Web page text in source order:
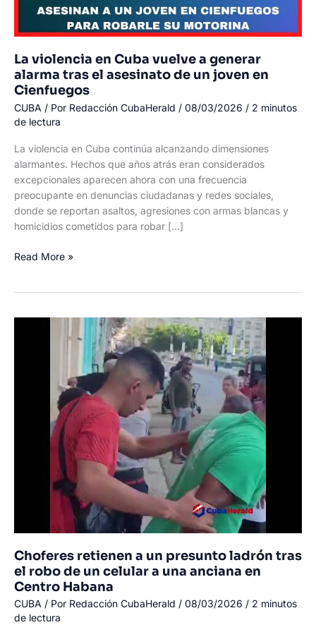
La violencia en Cuba vuelve a generar
alarma tras el asesinato de un joven en
Cienfuegos
CUBA / Por Redacción CubaHerald / 08/03/2026 / 2 minutos
de lectura
La violencia en Cuba continúa alcanzando dimensiones
alarmantes. Hechos que años atrás eran considerados
excepcionales aparecen ahora con una frecuencia
preocupante en denuncias ciudadanas y redes sociales,
donde se reportan asaltos, agresiones con armas blancas y
homicidios cometidos para robar […]
La
vuelve
Cienfuegos
Read More »
Choferes retienen a un presunto ladrón tras
el robo de un celular a una anciana en
Centro Habana
CUBA / Por Redacción CubaHerald / 08/03/2026 / 2 minutos
de lectura